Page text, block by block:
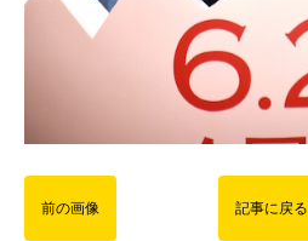
前の画像 記事に戻る